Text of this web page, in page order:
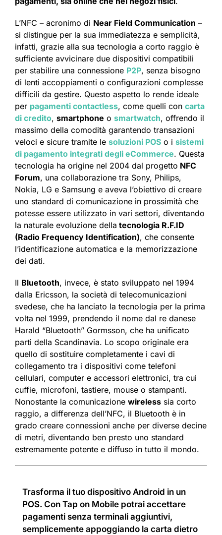
L’NFC – acronimo di Near Field Communication –
si distingue per la sua immediatezza e semplicità,
infatti, grazie alla sua tecnologia a corto raggio è
sufficiente avvicinare due dispositivi compatibili
per stabilire una connessione P2P, senza bisogno
di lenti accoppiamenti o configurazioni complesse
difficili da gestire. Questo aspetto lo rende ideale
per pagamenti contactless, come quelli con carta
di credito, smartphone o smartwatch, offrendo il
massimo della comodità garantendo transazioni
veloci e sicure tramite le soluzioni POS o i sistemi
di pagamento integrati degli eCommerce. Questa
tecnologia ha origine nel 2004 dal progetto NFC
Forum, una collaborazione tra Sony, Philips,
Nokia, LG e Samsung e aveva l’obiettivo di creare
uno standard di comunicazione in prossimità che
potesse essere utilizzato in vari settori, diventando
la naturale evoluzione della tecnologia R.F.ID
(Radio Frequency Identification), che consente
l’identificazione automatica e la memorizzazione
dei dati.
Il Bluetooth, invece, è stato sviluppato nel 1994
dalla Ericsson, la società di telecomunicazioni
svedese, che ha lanciato la tecnologia per la prima
volta nel 1999, prendendo il nome dal re danese
Harald “Bluetooth” Gormsson, che ha unificato
parti della Scandinavia. Lo scopo originale era
quello di sostituire completamente i cavi di
collegamento tra i dispositivi come telefoni
cellulari, computer e accessori elettronici, tra cui
cuffie, microfoni, tastiere, mouse o stampanti.
Nonostante la comunicazione wireless sia corto
raggio, a differenza dell’NFC, il Bluetooth è in
grado creare connessioni anche per diverse decine
di metri, diventando ben presto uno standard
estremamente potente e diffuso in tutto il mondo.
Trasforma il tuo dispositivo Android in un
POS. Con Tap on Mobile potrai accettare
pagamenti senza terminali aggiuntivi,
semplicemente appoggiando la carta dietro